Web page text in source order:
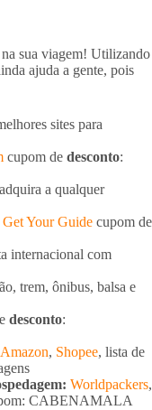
sua viagem! Utilizando
ajuda a gente, pois
sites para
cupom de desconto:
adquira a qualquer
Get Your Guide cupom de
internacional com
trem, ônibus, balsa e
desconto:
Amazon, Shopee, lista de
Worldpackers,
CABENAMALA